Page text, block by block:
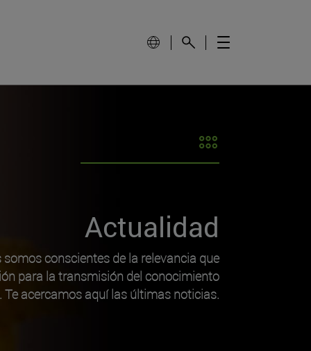
Actualidad
somos conscientes de la relevancia que
para la transmisión del conocimiento
Te acercamos aquí las últimas noticias.